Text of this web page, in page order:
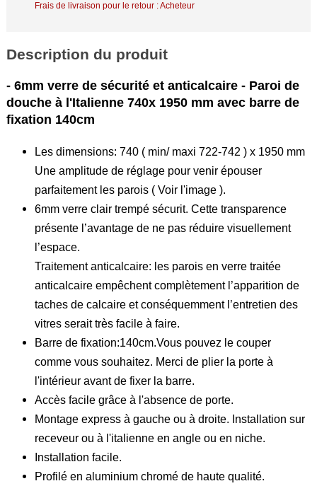
Frais de livraison pour le retour : Acheteur
Description du produit
- 6mm verre de sécurité et anticalcaire - Paroi de
douche à l'Italienne 740x 1950 mm avec barre de
fixation 140cm
Les dimensions: 740 ( min/ maxi 722-742 ) x 1950 mm
Une amplitude de réglage pour venir épouser
parfaitement les parois ( Voir l'image ).
6mm verre clair trempé sécurit. Cette transparence
présente l’avantage de ne pas réduire visuellement
l’espace.
Traitement anticalcaire: les parois en verre traitée
anticalcaire empêchent complètement l’apparition de
taches de calcaire et conséquemment l’entretien des
vitres serait très facile à faire.
Barre de fixation:140cm.Vous pouvez le couper
comme vous souhaitez. Merci de plier la porte à
l'intérieur avant de fixer la barre.
Accès facile grâce à l'absence de porte.
Montage express à gauche ou à droite. Installation sur
receveur ou à l'italienne en angle ou en niche.
Installation facile.
Profilé en aluminium chromé de haute qualité.